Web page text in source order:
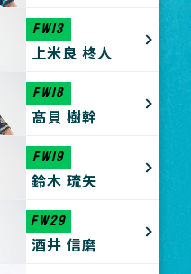
FW13
上米良 柊人
FW18
髙貝 樹幹
FW19
鈴木 琉矢
FW29
酒井 信磨